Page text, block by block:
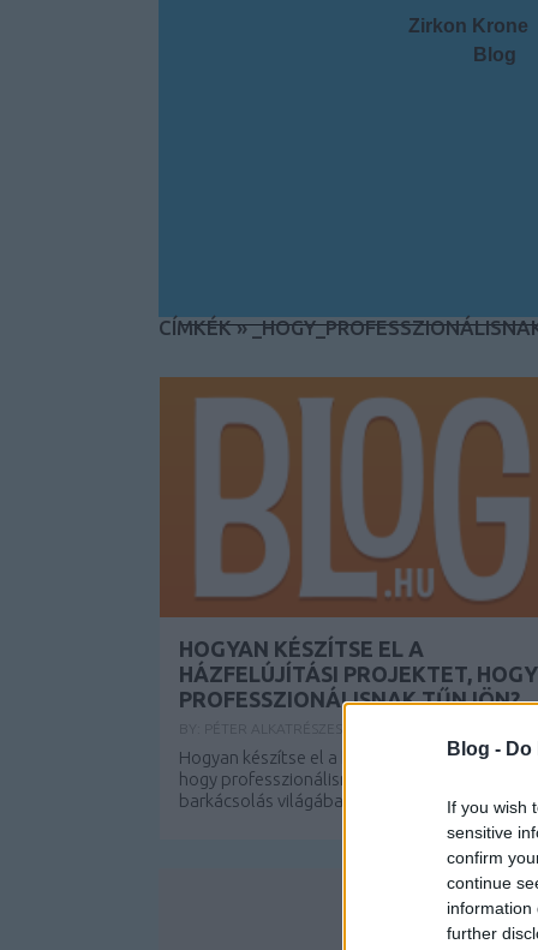
Blog -
If you wish
sensitive
confirm
continue
information
further
Zirkon Krone
Blog
CÍMKÉK»
HOGYAN KÉSZÍTSE EL A
HÁZFELÚJÍTÁSI PROJEKTET, HOGY
PROFESSZIONÁLISNAK TŰNJÖN?
Hogyan készítse el a házfelújítási projektet,
hogy professzionálisnak tűnjön? A
barkácsolás világában számos jó forrás áll a...